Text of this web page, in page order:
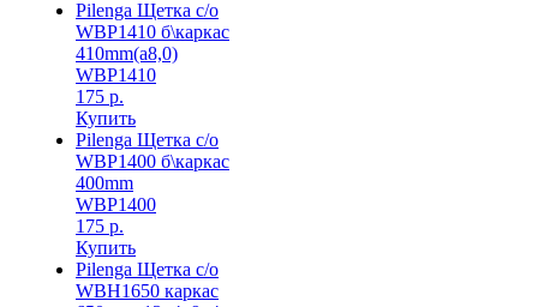
Pilenga Щетка с/о
WBP1410 б\каркас
410mm(а8,0)
WBP1410
175 р.
Купить
Pilenga Щетка с/о
WBP1400 б\каркас
400mm
WBP1400
175 р.
Купить
Pilenga Щетка с/о
WBH1650 каркас